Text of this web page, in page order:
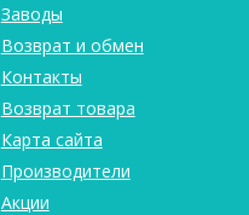
Заводы
Возврат и обмен
Контакты
Возврат товара
Карта сайта
Производители
Акции